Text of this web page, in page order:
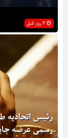
رئیس اتحادیه
رسمی عرضه